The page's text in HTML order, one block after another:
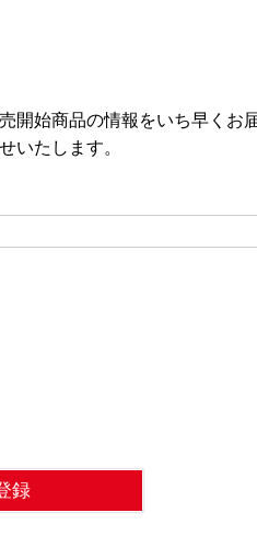
開始商品の情報をいち早くお
いたします。
録